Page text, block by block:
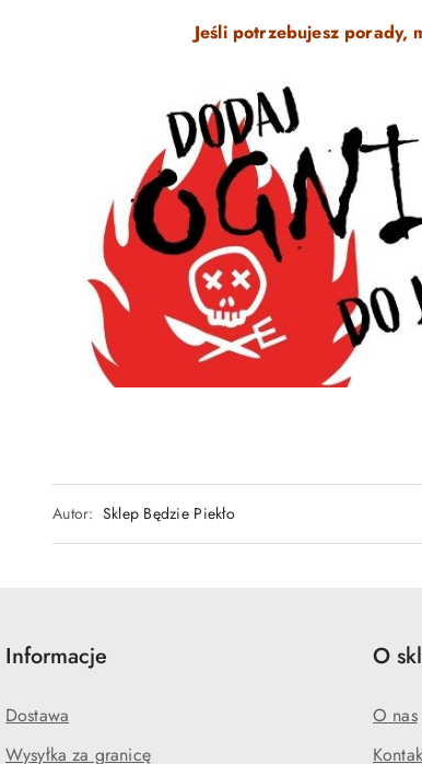
Jeśli potrzebujesz porady,
Autor: Sklep Będzie Piekło
Informacje
Dostawa
Wysyłka za granicę
O
O nas